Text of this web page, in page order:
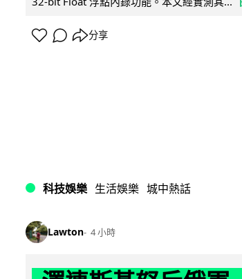
分享
科技娛樂 生活娛樂 城中熱話
Lawton 4 小時